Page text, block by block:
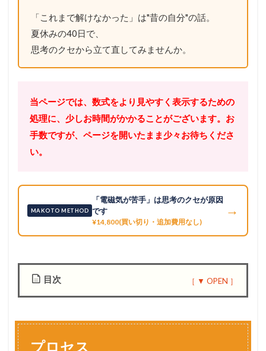
「これまで解けなかった」は"昔の自分"の話。
夏休みの40日で、
思考のクセから立て直してみませんか。
当ページでは、数式をより見やすく表示するための
処理に、少しお時間がかかることがございます。お
手数ですが、ページを開いたまま少々お待ちくださ
い。
MAKOTO METHOD
「電磁気が苦手」は思考のクセが原因
です
¥14,800(買い切り・追加費用なし)
→
目次
プロセス